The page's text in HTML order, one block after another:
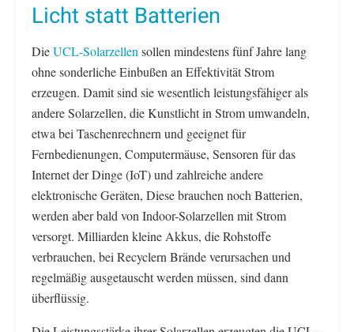
Licht statt Batterien
DieUCL-Solarzellen sollen mindestens fünf Jahre lang
ohne sonderliche Einbußen an Effektivität Strom
erzeugen. Damit sind sie wesentlich leistungsfähiger als
andere Solarzellen, die Kunstlicht in Strom umwandeln,
etwa bei Taschenrechnern und geeignet für
Fernbedienungen, Computermäuse, Sensoren für das
Internet der Dinge (IoT) und zahlreiche andere
elektronische Geräten, Diese brauchen noch Batterien,
werden aber bald von Indoor-Solarzellen mit Strom
versorgt. Milliarden kleine Akkus, die Rohstoffe
verbrauchen, bei Recyclern Brände verursachen und
regelmäßig ausgetauscht werden müssen, sind dann
überflüssig.